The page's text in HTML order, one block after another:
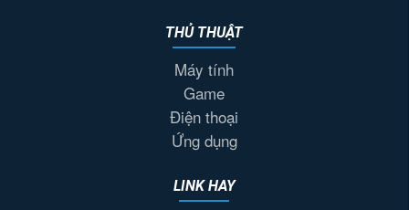
THỦ THUẬT
Máy tính
Game
Điện thoại
Ứng dụng
LINK HAY